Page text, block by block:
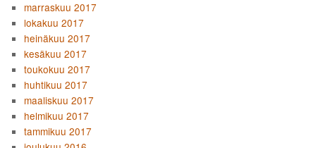
marraskuu 2017
lokakuu 2017
heinäkuu 2017
kesäkuu 2017
toukokuu 2017
huhtikuu 2017
maaliskuu 2017
helmikuu 2017
tammikuu 2017